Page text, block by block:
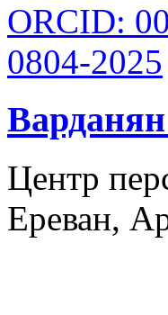
ORCID:
0804-2025
Центр
Ереван,